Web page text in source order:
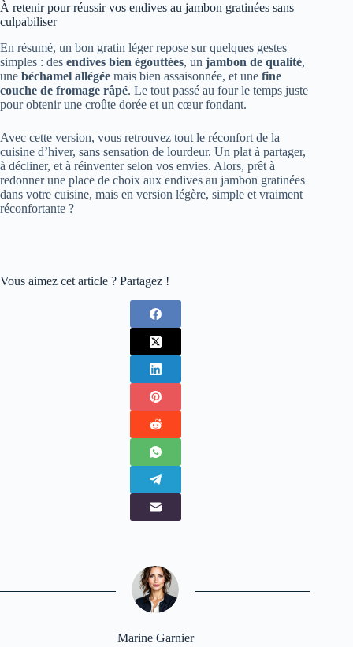
À retenir pour réussir vos endives au jambon gratinées sans
culpabiliser
En résumé, un bon gratin léger repose sur quelques gestes
simples : des endives bien égouttées, un jambon de qualité,
une béchamel allégée mais bien assaisonnée, et une fine
couche de fromage râpé. Le tout passé au four le temps juste
pour obtenir une croûte dorée et un cœur fondant.
Avec cette version, vous retrouvez tout le réconfort de la
cuisine d’hiver, sans sensation de lourdeur. Un plat à partager,
à décliner, et à réinventer selon vos envies. Alors, prêt à
redonner une place de choix aux endives au jambon gratinées
dans votre cuisine, mais en version légère, simple et vraiment
réconfortante ?
Vous aimez cet article ? Partagez !
Marine Garnier